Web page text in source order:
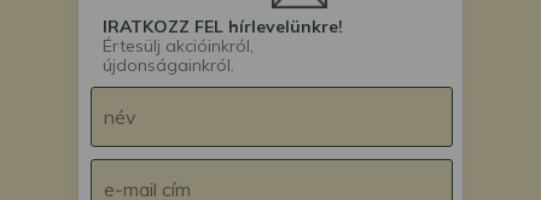
IRATKOZZ FEL hírlevelünkre!
Értesülj akcióinkról,
újdonságainkról.